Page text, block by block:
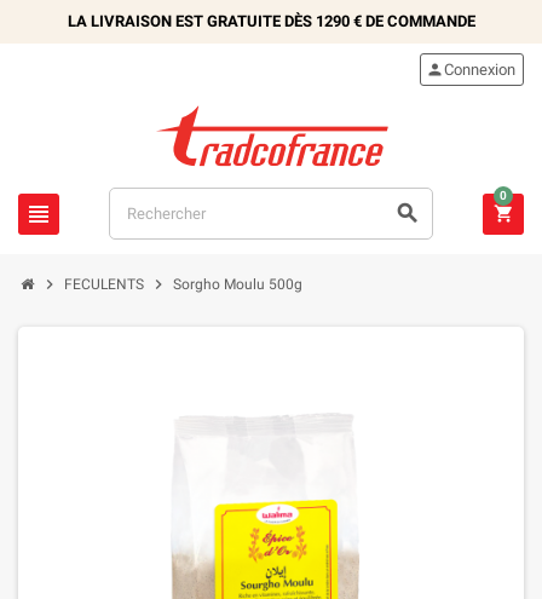
LA LIVRAISON EST GRATUITE DÈS 1290 €DE COMMANDE
 
Connexion

0
 FECULENTS  Sorgho Moulu 500g